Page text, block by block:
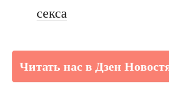
секса
Читать нас в Дзен